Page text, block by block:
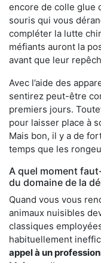
encore de colle glue
souris qui vous
compléter la lutte
méfiants auront la
avant que leur
Avec l’aide des
sentirez peut-être
premiers jours.
pour laisser place à
Mais bon, il y a de
temps que les
A quel moment
du domaine de la
Quand vous vous
animaux nuisibles
classiques
habituellement
appel à un